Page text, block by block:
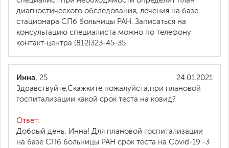
диагностического обследования, лечения на базе
стационара СПб больницы РАН. Записаться на
консультацию специалиста можно по телефону
контакт-центра (812)323-45-35.
24.01.2021
Инна, 25
Здравствуйте.Скажките пожалуйста,при плановой
госпитализации какой срок теста на ковид?
Ответ:
Добрый день, Инна! Для плановой госпитализации
на базе СПб больницы РАН срок теста на Covid-19 -3